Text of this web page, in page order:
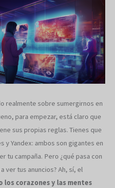
realmente sobre sumergirnos en
para empezar, está claro que
sus propias reglas. Tienes que
Yandex: ambos son gigantes en
tu campaña. Pero ¿qué pasa con
ver tus anuncios? Ah, sí, el
los corazones y las mentes